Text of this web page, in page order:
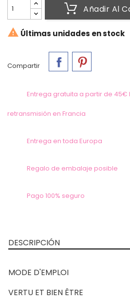
Añadir Al
 Últimas unidades en stock
Compartir
Entrega gratuita a partir de 45€
retransmisión en Francia
Entrega en toda Europa
Regalo de embalaje posible
Pago 100% seguro
DESCRIPCIÓN
MODE D'EMPLOI
VERTU ET BIEN ÊTRE